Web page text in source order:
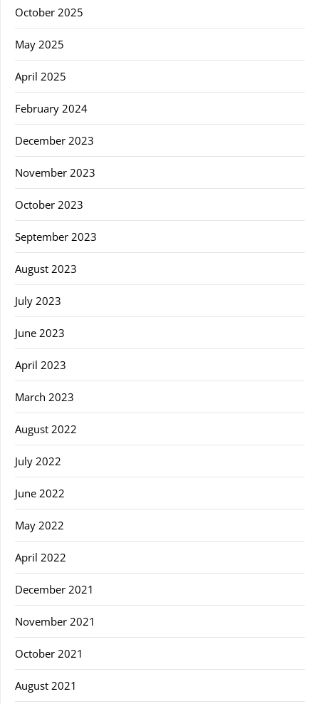
October 2025
May 2025
April 2025
February 2024
December 2023
November 2023
October 2023
September 2023
August 2023
July 2023
June 2023
April 2023
March 2023
August 2022
July 2022
June 2022
May 2022
April 2022
December 2021
November 2021
October 2021
August 2021